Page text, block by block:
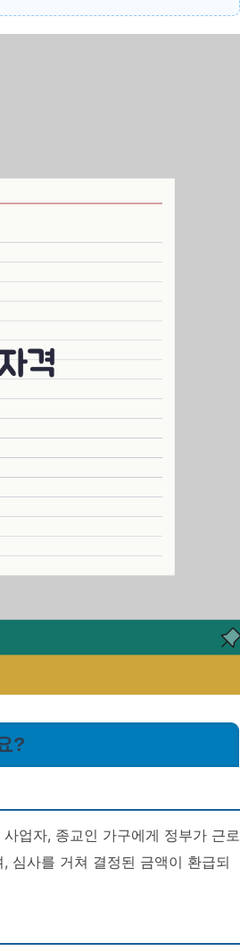
?
업자, 종교인 가구에게 정부가 근로
심사를 거쳐 결정된 금액이 환급되